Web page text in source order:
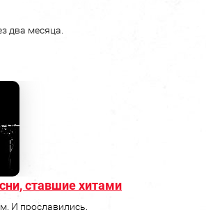
два месяца.
ставшие хитами
И прославились.